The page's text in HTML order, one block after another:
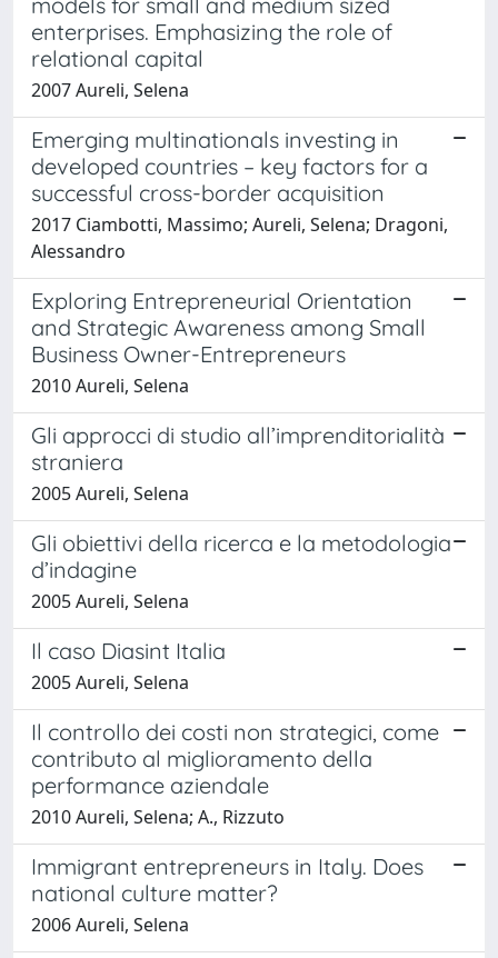
enterprises. Emphasizing the role of
relational capital
2007 Aureli, Selena
Emerging multinationals investing in
developed countries – key factors for a
successful cross-border acquisition
2017 Ciambotti, Massimo; Aureli, Selena; Dragoni,
Alessandro
Exploring Entrepreneurial Orientation
and Strategic Awareness among Small
Business Owner-Entrepreneurs
2010 Aureli, Selena
Gli approcci di studio all’imprenditorialità
straniera
2005 Aureli, Selena
Gli obiettivi della ricerca e la metodologia
d’indagine
2005 Aureli, Selena
Il caso Diasint Italia
2005 Aureli, Selena
Il controllo dei costi non strategici, come
contributo al miglioramento della
performance aziendale
2010 Aureli, Selena; A., Rizzuto
Immigrant entrepreneurs in Italy. Does
national culture matter?
2006 Aureli, Selena